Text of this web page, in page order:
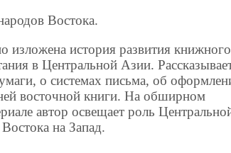
Востока.
изложена история развития книжного
в Центральной Азии.
о системах письма, об
восточной книги. На обширном
автор освещает роль
на Запад.